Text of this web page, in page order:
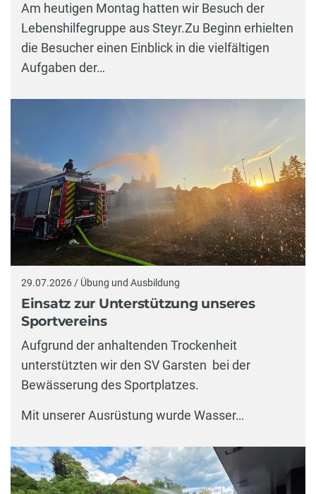
Am heutigen Montag hatten wir Besuch der
Lebenshilfegruppe aus Steyr.Zu Beginn erhielten
die Besucher einen Einblick in die vielfältigen
Aufgaben der…
29.07.2026 / Übung und Ausbildung
Einsatz zur Unterstützung unseres
Sportvereins
Aufgrund der anhaltenden Trockenheit
unterstützten wir den SV Garsten bei der
Bewässerung des Sportplatzes.
Mit unserer Ausrüstung wurde Wasser…